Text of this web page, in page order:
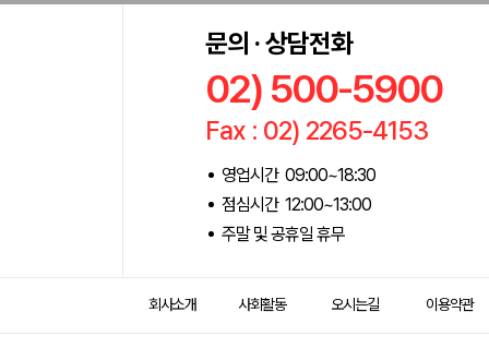
문의 · 상담전화
02) 500-5900
Fax : 02) 2265-4153
영업시간 09:00~18:30
점심시간 12:00~13:00
주말 및 공휴일 휴무
회사소개 사회활동 오시는길 이용약관